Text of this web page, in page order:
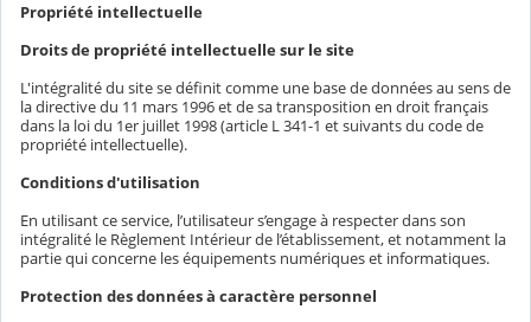
Propriété intellectuelle
Droits de propriété intellectuelle sur le site
L'intégralité du site se définit comme une base de données au sens de
la directive du 11 mars 1996 et de sa transposition en droit français
dans la loi du 1er juillet 1998 (article L 341-1 et suivants du code de
propriété intellectuelle).
Conditions d'utilisation
En utilisant ce service, l’utilisateur s’engage à respecter dans son
intégralité le Règlement Intérieur de l’établissement, et notamment la
partie qui concerne les équipements numériques et informatiques.
Protection des données à caractère personnel